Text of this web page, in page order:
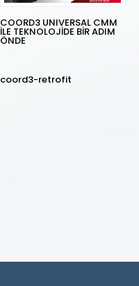
COORD3 UNIVERSAL CMM
İLE TEKNOLOJİDE BİR ADIM
ÖNDE
coord3-retrofit